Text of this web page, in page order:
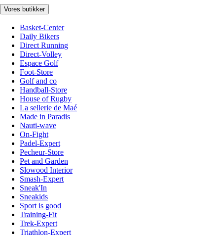
Vores butikker
Basket-Center
Daily Bikers
Direct Running
Direct-Volley
Espace Golf
Foot-Store
Golf and co
Handball-Store
House of Rugby
La sellerie de Maé
Made in Paradis
Nauti-wave
On-Fight
Padel-Expert
Pecheur-Store
Pet and Garden
Slowood Interior
Smash-Expert
Sneak'In
Sneakids
Sport is good
Training-Fit
Trek-Expert
Triathlon-Expert